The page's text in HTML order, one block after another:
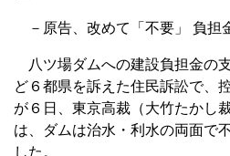
－原告、改めて「不要」 負担
八ツ場ダムへの建設負担金の
ど６都県を訴えた住民訴訟で、
が６日、東京高裁（大竹たかし
は、ダムは治水・利水の両面で
した。